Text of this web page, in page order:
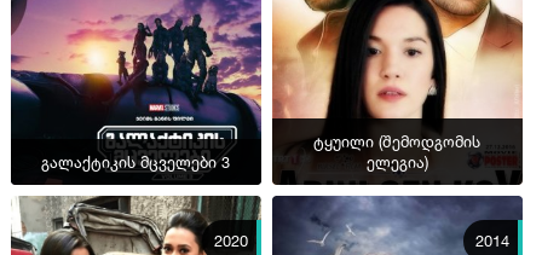
გალაქტიკის მცველები 3
ტყუილი (შემოდგომის
ელეგია)
2020 2014